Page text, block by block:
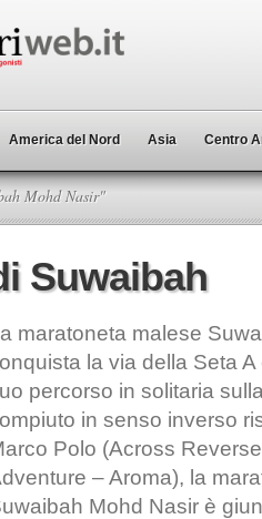
America del Nord Asia Centro
Mohd Nasir"
Suwaibah
maratoneta malese
la via della Seta
percorso in solitaria
in senso inverso
Polo (Across
– Aroma), la
Mohd Nasir è